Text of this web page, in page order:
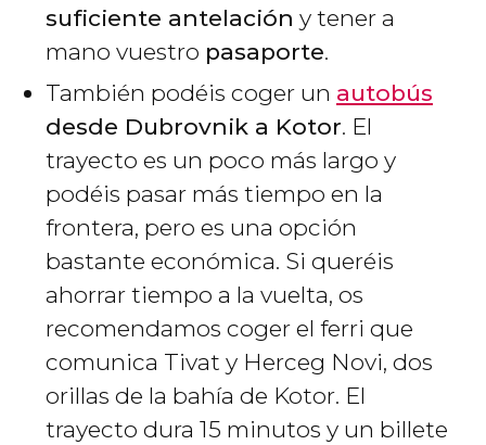
suficiente antelación y tener a
mano vuestro pasaporte.
También podéis coger un autobús
desde Dubrovnik a Kotor. El
trayecto es un poco más largo y
podéis pasar más tiempo en la
frontera, pero es una opción
bastante económica. Si queréis
ahorrar tiempo a la vuelta, os
recomendamos coger el ferri que
comunica Tivat y Herceg Novi, dos
orillas de la bahía de Kotor. El
trayecto dura 15 minutos y un billete